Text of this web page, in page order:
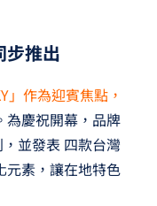
步推出
」作為迎賓焦點，
為慶祝開幕，品牌
並發表 四款台灣
元素，讓在地特色